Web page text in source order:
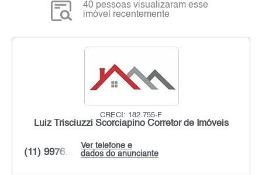
40 pessoas visualizaram esse
imóvel recentemente
CRECI: 182.755-F
Luiz Trisciuzzi Scorciapino Corretor de Imóveis
Ver telefone e
dados do anunciante
(11) 9976...